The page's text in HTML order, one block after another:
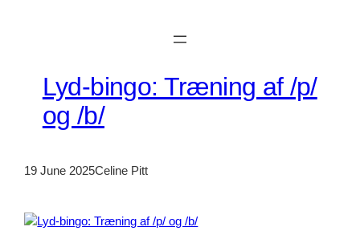
Lyd-bingo: Træning af /p/
og /b/
19 June 2025Celine Pitt